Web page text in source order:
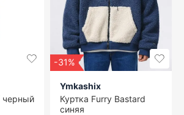
черный
-31%
Ymkashix
Куртка Furry Bastard
синяя